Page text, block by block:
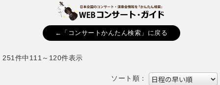
←「コンサートかんたん検索」に戻る
251件中111～120件表示
ソート順：